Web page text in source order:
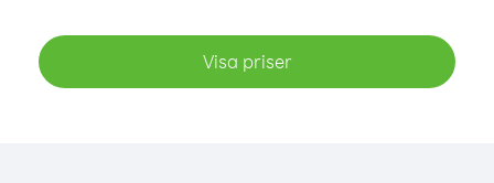
Visa priser